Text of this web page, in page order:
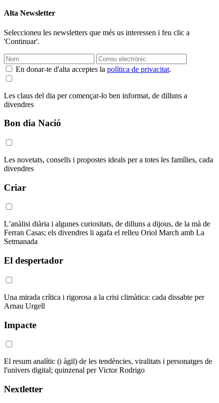
Alta Newsletter
Seleccioneu les newsletters que més us interessen i feu clic a
'Continuar'.
En donar-te d'alta acceptes la política de privacitat.
Les claus del dia per començar-lo ben informat, de dilluns a
divendres
Bon dia Nació
Les novetats, consells i propostes ideals per a totes les famílies, cada
divendres
Criar
L’anàlisi diària i algunes curiositats, de dilluns a dijous, de la mà de
Ferran Casas; els divendres li agafa el relleu Oriol March amb La
Setmanada
El despertador
Una mirada crítica i rigorosa a la crisi climàtica: cada dissabte per
Arnau Urgell
Impacte
El resum analític (i àgil) de les tendències, viralitats i personatges de
l'univers digital; quinzenal per Victor Rodrigo
Nextletter